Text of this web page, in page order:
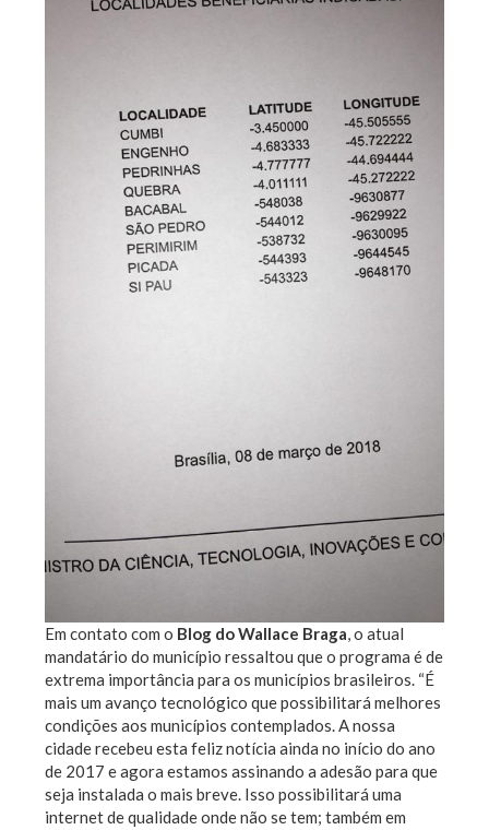
Em contato com o Blog do Wallace Braga, o atual
mandatário do município ressaltou que o programa é de
extrema importância para os municípios brasileiros. “É
mais um avanço tecnológico que possibilitará melhores
condições aos municípios contemplados. A nossa
cidade recebeu esta feliz notícia ainda no início do ano
de 2017 e agora estamos assinando a adesão para que
seja instalada o mais breve. Isso possibilitará uma
internet de qualidade onde não se tem; também em